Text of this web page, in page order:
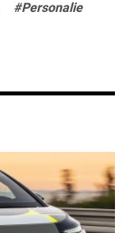
#Personalie